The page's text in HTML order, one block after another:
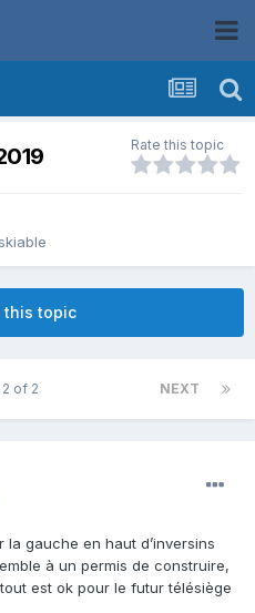
Rate this topic
this topic
NEXT
of 2
la gauche en haut d’inversins
à un permis de construire,
est ok pour le futur télésiège